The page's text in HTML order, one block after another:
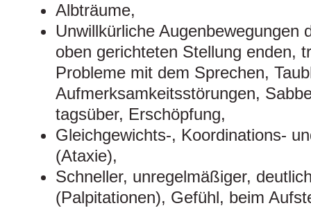
Albträume,
Unwillkürliche Augenbewegungen
oben gerichteten Stellung enden,
Probleme mit dem Sprechen,
Aufmerksamkeitsstörungen,
tagsüber, Erschöpfung,
Gleichgewichts-, Koordinations-
(Ataxie),
Schneller, unregelmäßiger,
(Palpitationen), Gefühl, beim